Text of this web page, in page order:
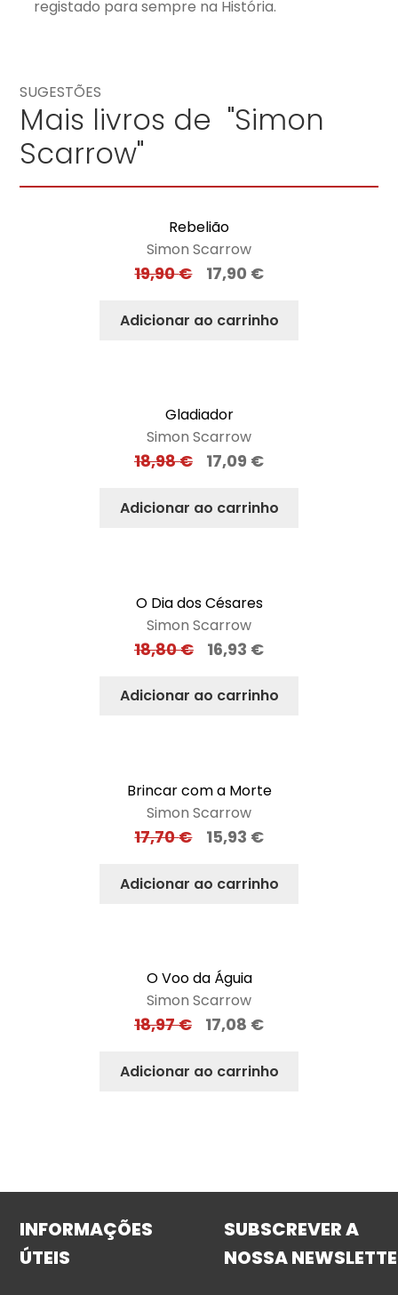
registado para sempre na História.
SUGESTÕES
Mais livros de "Simon
Scarrow"
Rebelião
Simon Scarrow
19,90€ 17,90 €
Adicionar ao carrinho
Gladiador
Simon Scarrow
18,98€ 17,09 €
Adicionar ao carrinho
O Dia dos Césares
Simon Scarrow
18,80€ 16,93 €
Adicionar ao carrinho
Brincar com a Morte
Simon Scarrow
17,70€ 15,93 €
Adicionar ao carrinho
O Voo da Águia
Simon Scarrow
18,97€ 17,08 €
Adicionar ao carrinho
INFORMAÇÕES
ÚTEIS
SUBSCREVER A
NOSSA